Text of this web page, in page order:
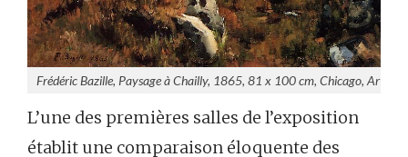
Frédéric Bazille, Paysage à Chailly, 1865, 81 x 100 cm, Chicago, Art
L’une des premières salles de l’exposition
établit une comparaison éloquente des